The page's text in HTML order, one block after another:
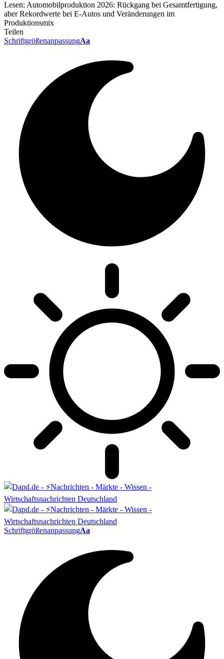
Lesen: Automobilproduktion 2026: Rückgang bei Gesamtfertigung,
aber Rekordwerte bei E-Autos und Veränderungen im
Produktionsmix
Teilen
SchriftgrößenanpassungAa
SchriftgrößenanpassungAa